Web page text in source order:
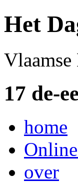
Het
17 de-
home
over